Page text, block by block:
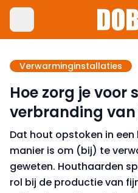
Verwarminginstallaties
Hoe zorg je voor
verbranding
Dat hout opstoken in
manier is om (bij) te
geweten. Houthaarden
rol bij de productie van